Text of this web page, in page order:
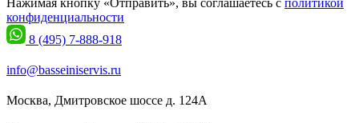
Нажимая кнопку «Отправить», вы соглашаетесь с политикой
конфиденциальности
8 (495) 7-888-918
info@basseiniservis.ru
Москва, Дмитровское шоссе д. 124А